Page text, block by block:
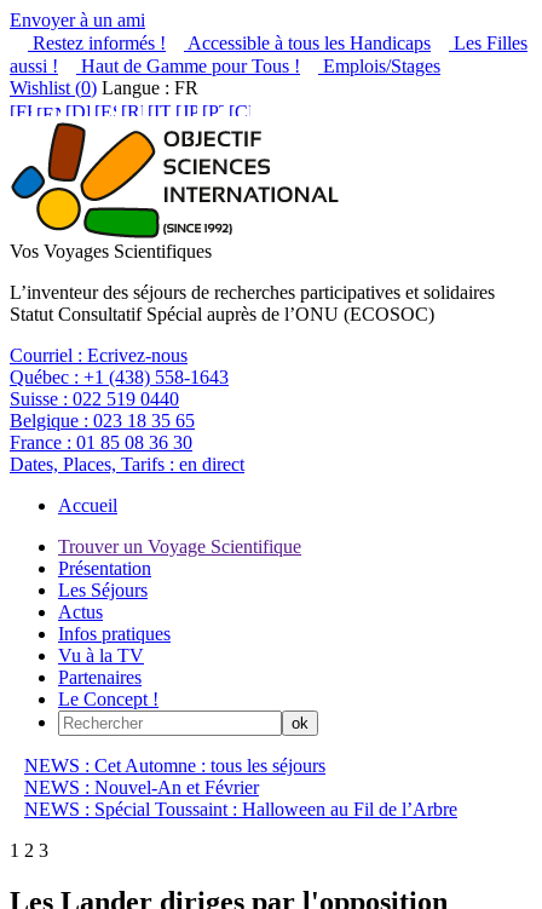
Envoyer à un ami
Restez informés !
Accessible à tous les Handicaps
Les Filles
aussi !
Haut de Gamme pour Tous !
Emplois/Stages
Wishlist (0) Langue : FR
Vos Voyages Scientifiques
L’inventeur des séjours de recherches participatives et solidaires
Statut Consultatif Spécial auprès de l’ONU (ECOSOC)
Courriel : Ecrivez-nous
Québec : +1 (438) 558-1643
Suisse : 022 519 0440
Belgique : 023 18 35 65
France : 01 85 08 36 30
Dates, Places, Tarifs : en direct
Accueil
Trouver un Voyage Scientifique
Présentation
Les Séjours
Actus
Infos pratiques
Vu à la TV
Partenaires
Le Concept !
NEWS : Cet Automne : tous les séjours
NEWS : Nouvel-An et Février
NEWS : Spécial Toussaint : Halloween au Fil de l’Arbre
1 2 3
Les Lander diriges par l'opposition